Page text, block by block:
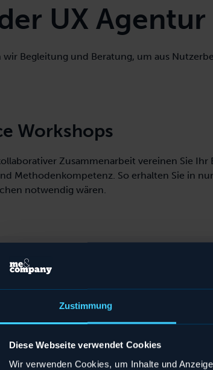
Zustimmung
Diese Webseite verwendet Cookies
Wir verwenden Cookies, um Inhalte und
UX Agentur
Begleitung und Beratung, um aus
Workshops
Zusammenarbeit vereinen Sie Ihr
Methodenkompetenz. So erhalten Sie in
notwendig wären.
Finden Sie
mit
zu einem erlebbaren
Ihres
für Ihr Team.
Weiterentwicklung der User